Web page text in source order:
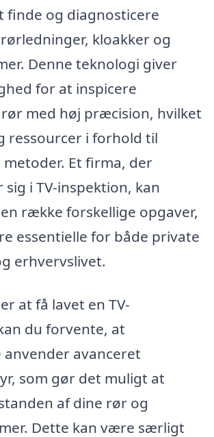
finde og diagnosticere
kloakker og
Denne teknologi giver
for at inspicere
med høj præcision, hvilket
ressourcer i forhold til
Et firma, der
sig i TV-inspektion, kan
række forskellige opgaver,
essentielle for både private
erhvervslivet.
at få lavet en TV-
du forvente, at
avanceret
som gør det muligt at
af dine rør og
Dette kan være særligt